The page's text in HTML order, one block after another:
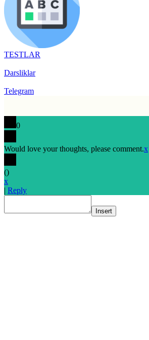
TESTLAR
Darsliklar
Telegram
0
Would love your thoughts, please comment.x
()
x
| Reply
Insert